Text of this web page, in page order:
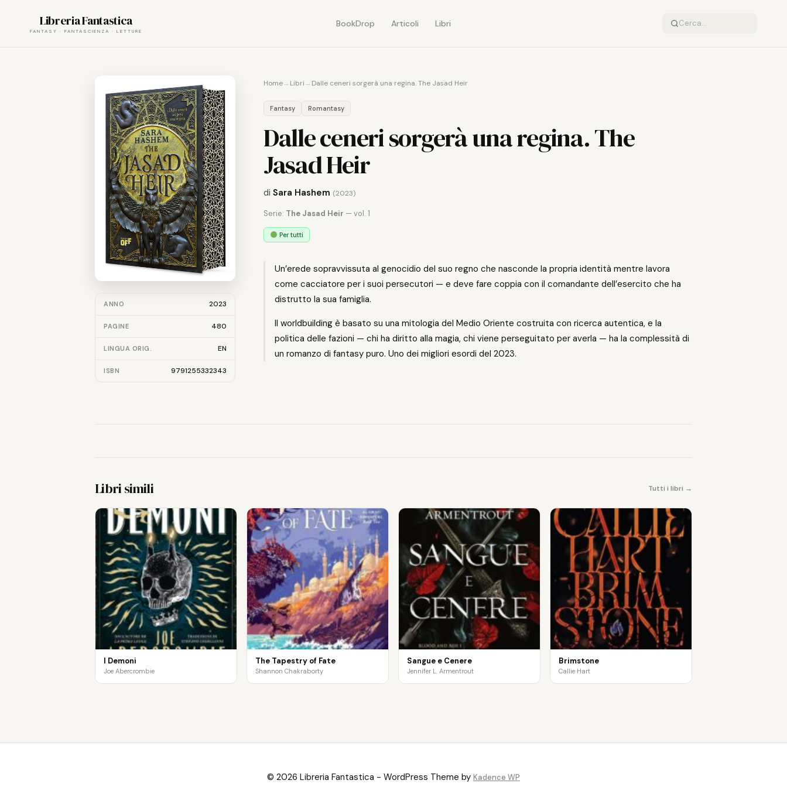
content
Libreria Fantastica BookDrop Articoli Libri
ANNO 2023
PAGINE 480
LINGUA ORIG. EN
ISBN 9791255332343
Home→ Libri→ Dalle ceneri sorgerà una regina. The Jasad Heir
Fantasy Romantasy
Dalle ceneri sorgerà una regina. The
Jasad Heir
di Sara Hashem (2023)
Serie: The Jasad Heir — vol. 1
Per tutti
Un’erede sopravvissuta al genocidio del suo regno che nasconde la propria identità mentre lavora
come cacciatore per i suoi persecutori — e deve fare coppia con il comandante dell’esercito che ha
distrutto la sua famiglia.
Il worldbuilding è basato su una mitologia del Medio Oriente costruita con ricerca autentica, e la
politica delle fazioni — chi ha diritto alla magia, chi viene perseguitato per averla — ha la complessità di
un romanzo di fantasy puro. Uno dei migliori esordi del 2023.
Libri simili Tutti i libri →
I Demoni
Joe Abercrombie
The Tapestry of Fate
Shannon Chakraborty
Sangue e Cenere
Jennifer L. Armentrout
Brimstone
Callie Hart
© 2026 Libreria Fantastica - WordPress Theme by Kadence WP